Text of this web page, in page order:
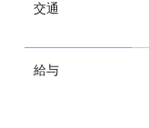
交通
給与